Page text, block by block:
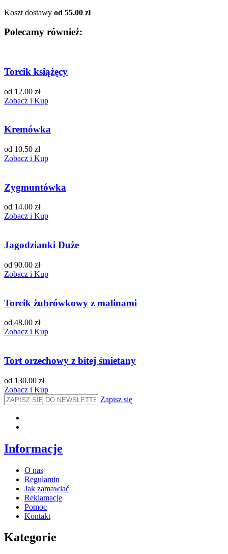
Koszt dostawy od 55.00 zł
Polecamy również:
Torcik książęcy
od 12.00 zł
Zobacz i Kup
Kremówka
od 10.50 zł
Zobacz i Kup
Zygmuntówka
od 14.00 zł
Zobacz i Kup
Jagodzianki Duże
od 90.00 zł
Zobacz i Kup
Torcik żubrówkowy z malinami
od 48.00 zł
Zobacz i Kup
Tort orzechowy z bitej śmietany
od 130.00 zł
Zobacz i Kup
Zapisz się
Informacje
O nas
Regulamin
Jak zamawiać
Reklamacje
Pomoc
Kontakt
Kategorie